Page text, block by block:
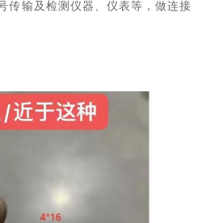
传输及检测仪器、仪表等，做连接